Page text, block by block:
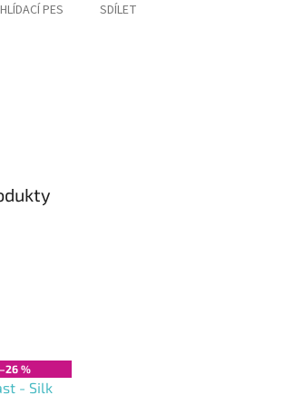
HLÍDACÍ PES SDÍLET
–26 %
- Silk